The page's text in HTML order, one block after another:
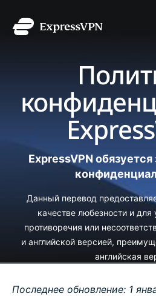
ExpressVPN
Данный перевод
качестве любезности и для
противоречия или
и английской версией,
английская
Последнее обновление: 1